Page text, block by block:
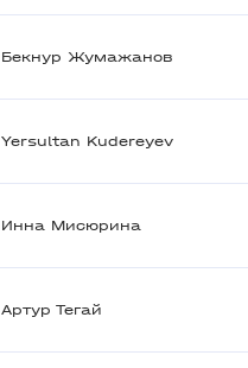
Бекнур Жумажанов
Yersultan Kudereyev
Инна Мисюрина
Артур Тегай